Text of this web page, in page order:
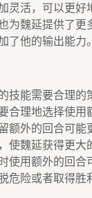
灵活，可以更好
为魏延提供了更
了他的输出能力。
技能需要合理的
合理地选择使用
额外的回合可能
使魏延获得更大
使用额外的回合
危险或者取得胜